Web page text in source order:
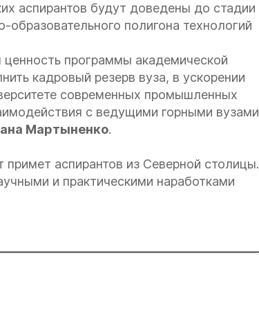
аспирантов будут доведены до стадии
образовательного полигона технологий
ценность программы академической
кадровый резерв вуза, в ускорении
современных промышленных
с ведущими горными вузами
Мартыненко.
примет аспирантов из Северной столицы.
и практическими наработками